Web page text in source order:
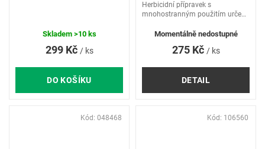
299 Kč / ks
DO KOŠÍKU
Skladem >10 ks
275 Kč / ks
DETAIL
Herbicidní přípravek s
mnohostranným použitím určený
rychlý účinek ( 6 hodin ).
Momentálně nedostupné
Kód: 048468 Kód: 106560